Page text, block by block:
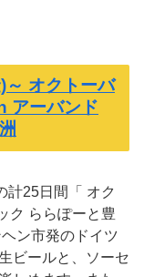
オクトーバ
アーバンド
計25日間「 オク
ク ららぽーと豊
ン市発のドイツ
ビールと、ソーセ